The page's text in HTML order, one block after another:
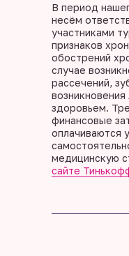
В период
несём
участниками
признаков
обострений
случае
рассечений,
здоровьем.
финансовые
оплачиваются
медицинскую
сайте